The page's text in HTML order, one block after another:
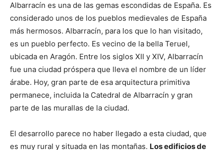
Albarracín es una de las gemas escondidas de España. Es
considerado unos de los pueblos medievales de España
más hermosos. Albarracín, para los que lo han visitado,
es un pueblo perfecto. Es vecino de la bella Teruel,
ubicada en Aragón. Entre los siglos XII y XIV, Albarracín
fue una ciudad próspera que lleva el nombre de un líder
árabe. Hoy, gran parte de esa arquitectura primitiva
permanece, incluida la Catedral de Albarracín y gran
parte de las murallas de la ciudad.
El desarrollo parece no haber llegado a esta ciudad, que
es muy rural y situada en las montañas. Los edificios de